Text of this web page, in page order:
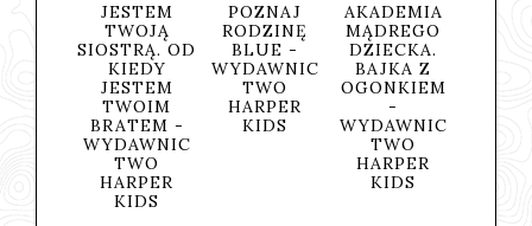
JESTEM
TWOJĄ
SIOSTRĄ. OD
KIEDY
JESTEM
TWOIM
BRATEM -
WYDAWNIC
TWO
HARPER
KIDS
POZNAJ
RODZINĘ
BLUE -
WYDAWNIC
TWO
HARPER
KIDS
AKADEMIA
MĄDREGO
DZIECKA.
BAJKA Z
OGONKIEM
-
WYDAWNIC
TWO
HARPER
KIDS